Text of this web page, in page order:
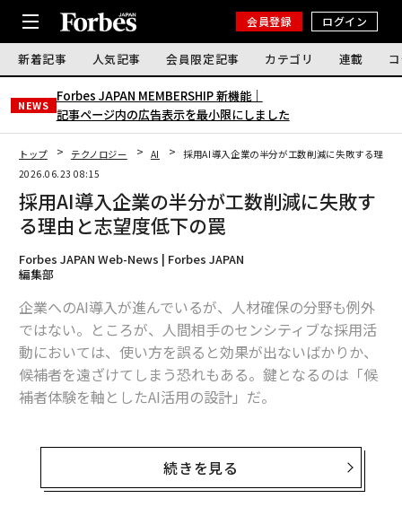
会員登録 ログイン
新着記事 人気記事 会員限定記事 カテゴリ 連載
NEWS
Forbes JAPAN MEMBERSHIP 新機能｜
記事ページ内の広告表示を最小限にしました
トップ テクノロジー AI
採用AI導入企業の半分が工数削減に失敗する理由
2026.06.23 08:15
採用AI導入企業の半分が工数削減に失敗す
る理由と志望度低下の罠
Forbes JAPAN Web-News | Forbes JAPAN
編集部
企業へのAI導入が進んでいるが、人材確保の分野も例外
ではない。ところが、人間相手のセンシティブな採用活
動においては、使い方を誤ると効果が出ないばかりか、
候補者を遠ざけてしまう恐れもある。鍵となるのは「候
補者体験を軸としたAI活用の設計」だ。
プラットフォーム「MyTalent Platform」を提供するTal
entX（タレントエックス）は、従業員500人以上の企業
続きを見る